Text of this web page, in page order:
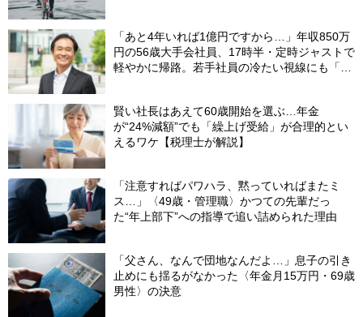
「あと4年いれば1億円ですから…」年収850万
円の56歳大手会社員、17時半・定時ジャストで
軽やかに帰路。若手社員の冷たい視線にも「だ
賢い社長はあえて60歳開始を選ぶ…年金
が“24%減額”でも「繰上げ受給」が合理的とい
えるワケ【税理士が解説】
「注意すればパワハラ、黙っていればまたミ
ス…」〈49歳・管理職〉かつての先輩だっ
た“年上部下”への指導で追い詰められた理由
「父さん、なんで団地なんだよ…」息子の引き
止めにも揺るがなかった〈年金月15万円・69歳
男性〉の決意